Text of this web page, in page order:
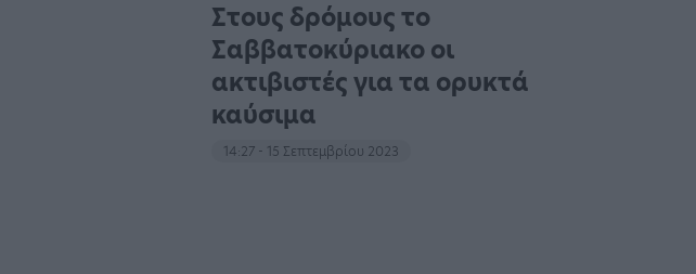
Στους δρόμους το
Σαββατοκύριακο οι
ακτιβιστές για τα ορυκτά
καύσιμα
14:27 - 15 Σεπτεμβρίου 2023